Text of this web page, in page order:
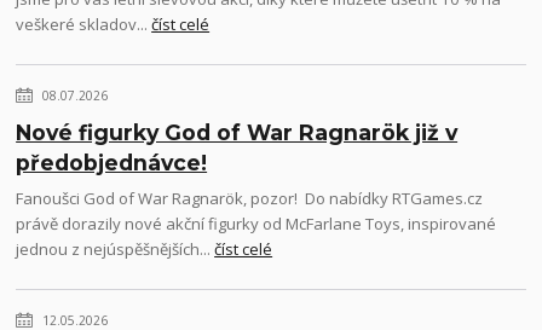
veškeré skladov...číst celé
08.07.2026
Nové figurky God of War Ragnarök již v
předobjednávce!
Fanoušci God of War Ragnarök, pozor! Do nabídky RTGames.cz
právě dorazily nové akční figurky od McFarlane Toys, inspirované
jednou z nejúspěšnějších...číst celé
12.05.2026